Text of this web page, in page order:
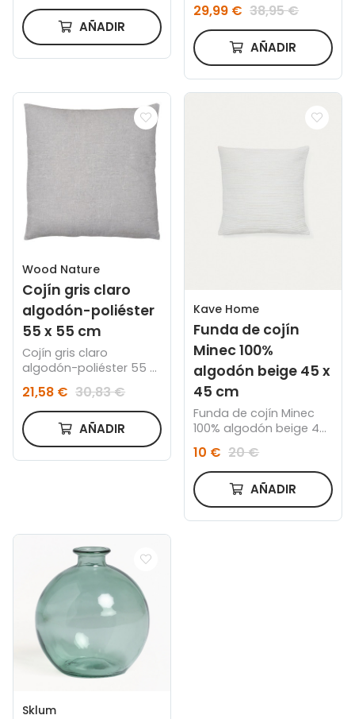
AÑADIR
29,99 € 38,95 €
AÑADIR
Wood Nature
Cojín gris claro
algodón-poliéster
55 x 55 cm
Cojín gris claro
algodón-poliéster 55 x
55 cm
21,58 € 30,83 €
AÑADIR
Kave Home
Funda de cojín
Minec 100%
algodón beige 45 x
45 cm
Funda de cojín Minec
100% algodón beige 45
10 € 20 €
AÑADIR
Sklum